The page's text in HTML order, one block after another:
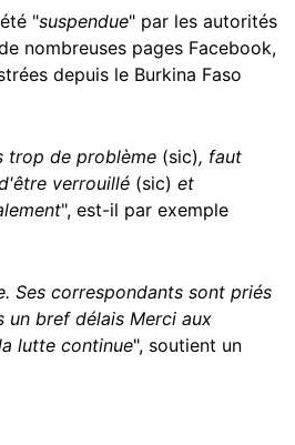
"suspendue" par les autorités
nombreuses pages Facebook,
depuis le Burkina Faso
trop de problème (sic), faut
verrouillé (sic) et
", est-il par exemple
Ses correspondants sont priés
un bref délais Merci aux
lutte continue", soutient un